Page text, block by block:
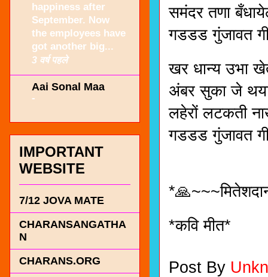
समंदर तणा
गडडड गुंजावत
खर धान्य उभा
अंबर सुका जे
लहेरों लटकती
गडडड गुंजावत
*कवि मीत*
Post By
happiness after
September. Now
the employees have
got another big...
3 वर्ष पहले
Aai Sonal Maa
-
IMPORTANT
WEBSITE
7/12 JOVA MATE
CHARANSANGATHA
N
CHARANS.ORG